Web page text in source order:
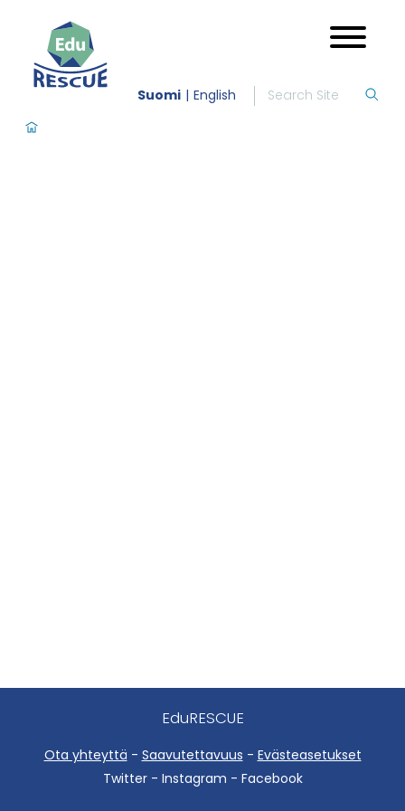
Suomi English
EduRESCUE
Ota yhteyttä - Saavutettavuus - Evästeasetukset
Twitter - Instagram - Facebook